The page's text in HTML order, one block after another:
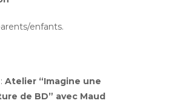
enfants.
Atelier “Imagine une
de BD” avec Maud